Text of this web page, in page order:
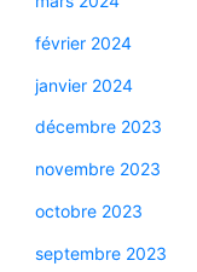
février 2024
janvier 2024
décembre 2023
novembre 2023
octobre 2023
septembre 2023